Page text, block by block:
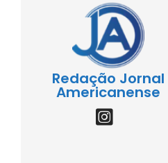
Redação Jornal
Americanense